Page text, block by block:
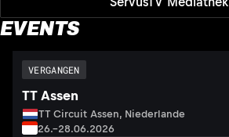
EVENTS
VERGANGEN
TT Assen
TT Circuit Assen, Niederlande
26.–28.06.2026